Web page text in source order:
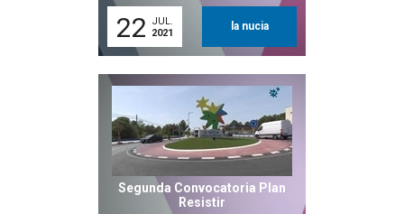
22
JUL.
2021
la nucia
Segunda Convocatoria Plan
Resistir